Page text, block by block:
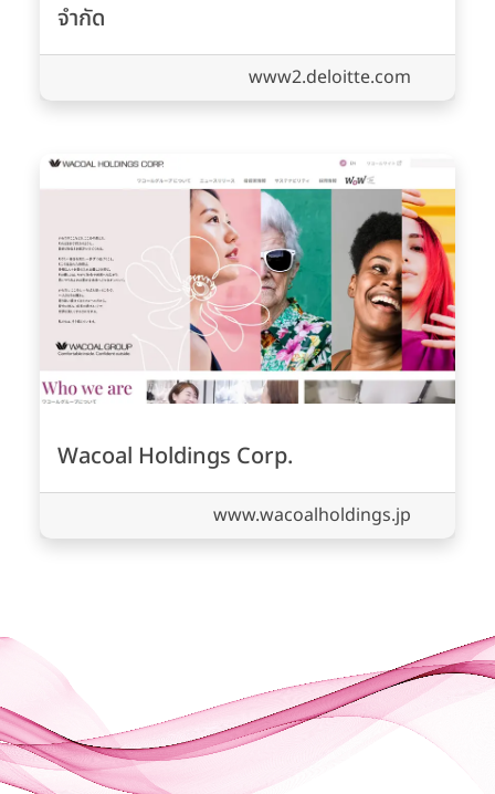
จำกัด
www2.deloitte.com
Wacoal Holdings Corp.
www.wacoalholdings.jp